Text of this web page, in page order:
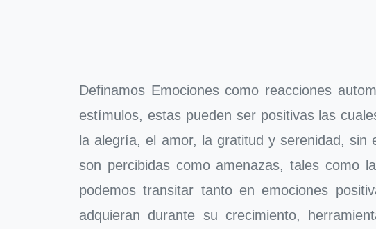
Definamos Emociones como reacciones
estímulos, estas pueden ser positivas las
la alegría, el amor, la gratitud y serenidad,
son percibidas como amenazas, tales como
podemos transitar tanto en emociones
adquieran durante su crecimiento,